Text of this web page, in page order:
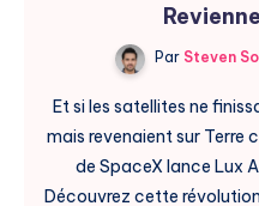
ParSteven
Et si les satellites ne
mais revenaient sur Terre
de SpaceX lance Lux
Découvrez cette